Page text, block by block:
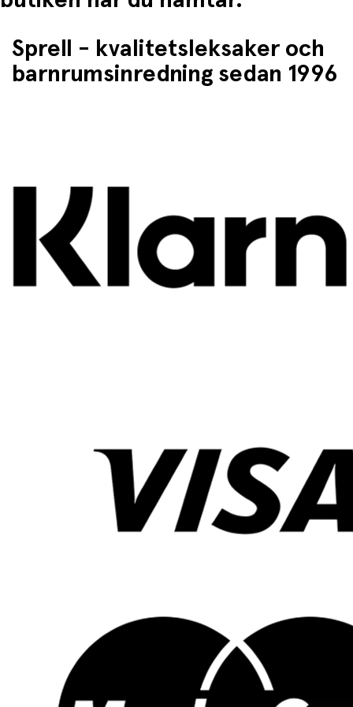
Sprell - kvalitetsleksaker och
barnrumsinredning sedan 1996